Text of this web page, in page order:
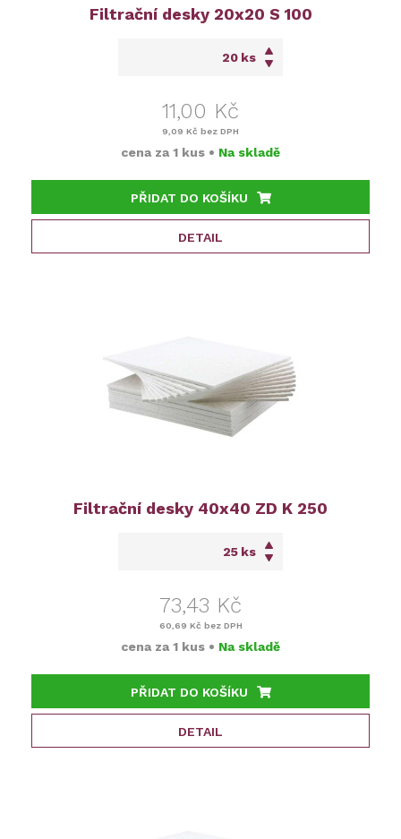
Filtrační desky 20x20 S 100
ks
11,00 Kč
9,09 Kč bez DPH
cena za 1 kus • Na skladě
PŘIDAT DO KOŠÍKU
DETAIL
Filtrační desky 40x40 ZD K 250
ks
73,43 Kč
60,69 Kč bez DPH
cena za 1 kus • Na skladě
PŘIDAT DO KOŠÍKU
DETAIL